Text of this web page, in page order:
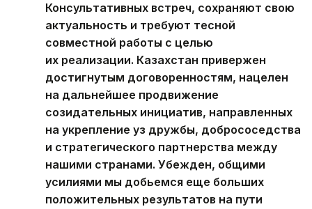
Консультативных встреч, сохраняют свою
актуальность и требуют тесной
совместной работы с целью
их реализации. Казахстан привержен
достигнутым договоренностям, нацелен
на дальнейшее продвижение
созидательных инициатив, направленных
на укрепление уз дружбы, добрососедства
и стратегического партнерства между
нашими странами. Убежден, общими
усилиями мы добьемся еще больших
положительных результатов на пути